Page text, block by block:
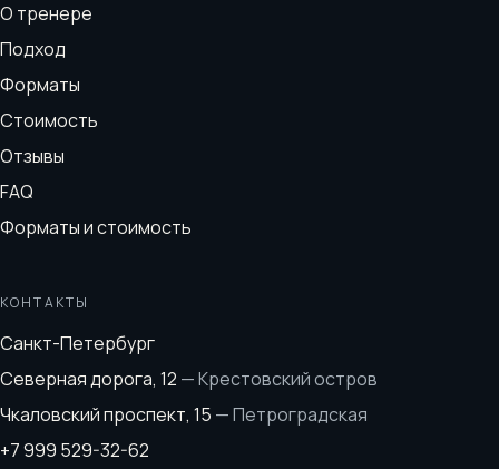
О тренере
Подход
Форматы
Стоимость
Отзывы
FAQ
Форматы и стоимость
КОНТАКТЫ
Санкт-Петербург
Северная дорога, 12 —Крестовский остров
Чкаловский проспект, 15 —Петроградская
+7 999 529-32-62